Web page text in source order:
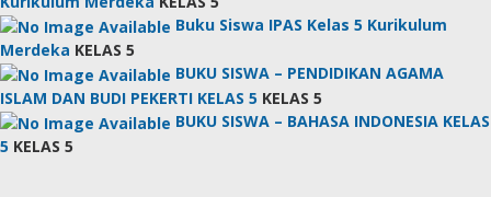
Buku Siswa IPAS Kelas 5 Kurikulum
Merdeka KELAS 5
BUKU SISWA – PENDIDIKAN AGAMA
ISLAM DAN BUDI PEKERTI KELAS 5 KELAS 5
BUKU SISWA – BAHASA INDONESIA KELAS
5 KELAS 5